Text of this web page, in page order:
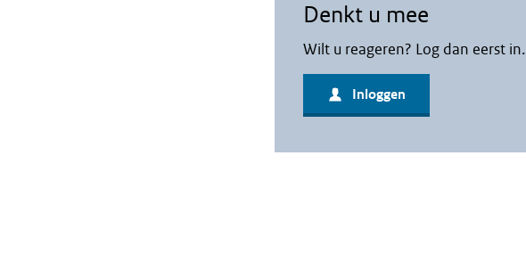
Denkt u mee
Wilt u reageren? Log dan eerst in.
Inloggen